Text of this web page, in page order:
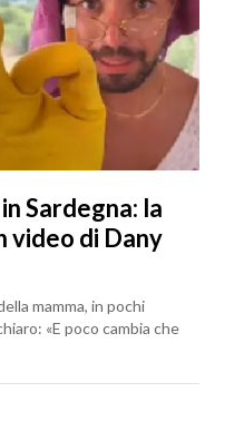
Sardegna: la
video di Dany
mamma, in pochi
«E poco cambia che